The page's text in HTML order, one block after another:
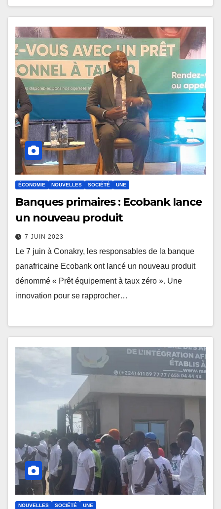
ÉCONOMIE NOUVELLES SOCIÉTÉ UNE
Banques primaires : Ecobank lance
un nouveau produit
7 JUIN 2023
Le 7 juin à Conakry, les responsables de la banque
panafricaine Ecobank ont lancé un nouveau produit
dénommé « Prêt équipement à taux zéro ». Une
innovation pour se rapprocher…
NOUVELLES SOCIÉTÉ UNE